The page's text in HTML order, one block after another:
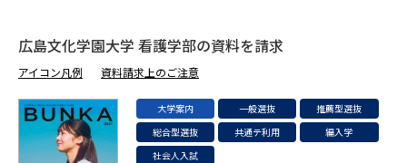
新増設大学・学部・学科特集
国際・グローバルに強い大学特
データサイエンス特集 奨学金・特待生制度特集
広島文化学園大学 看護学部の資料を請求
アイコン凡例 資料請求上のご注意
大学案内 一般選抜
推薦型選抜
総合型選抜
共通テ利用
編入学
社会人入試